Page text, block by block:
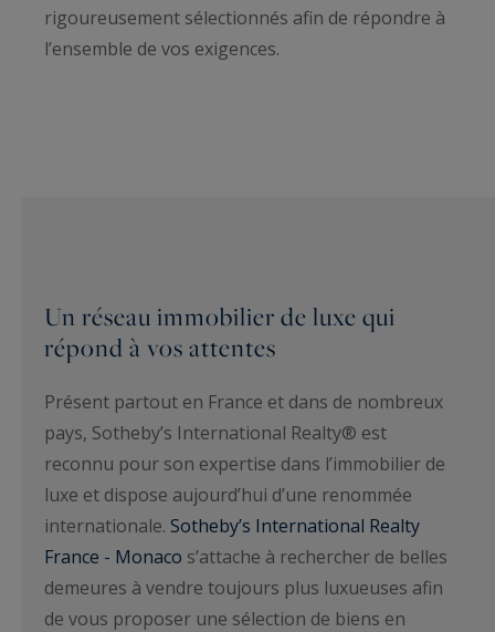
rigoureusement sélectionnés afin de répondre à
l’ensemble de vos exigences.
Un réseau immobilier de luxe qui
répond à vos attentes
Présent partout en France et dans de nombreux
pays, Sotheby’s International Realty® est
reconnu pour son expertise dans l’immobilier de
luxe et dispose aujourd’hui d’une renommée
internationale. Sotheby’s International Realty
France - Monaco s’attache à rechercher de belles
demeures à vendre toujours plus luxueuses afin
de vous proposer une sélection de biens en